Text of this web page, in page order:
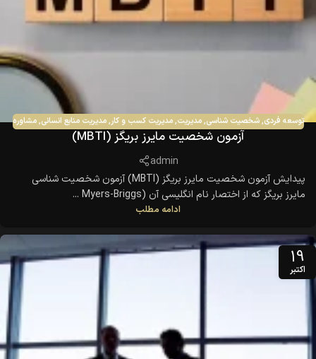
توسعه فردی,شخصیت شناسی,مدیریت,مدیریت کسب و کار,مدیریت منابع انسانی,مشاوره
آزمون شخصیت مایرز بریگز (MBTI)
admin
پیدایش آزمون شخصیت مایرز بریگز (MBTI) آزمون شخصیت شناسی
مایرز بریگز که از اختصار نام انگلیسی آن (Myers-Briggs ...
ادامه مطلب
19
اکتبر